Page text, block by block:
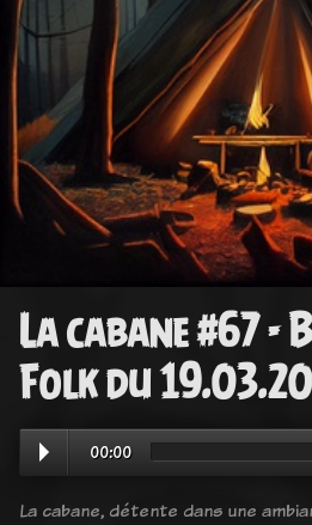
La cabane #67 -
Folk du
00:00
La cabane, détente dans une